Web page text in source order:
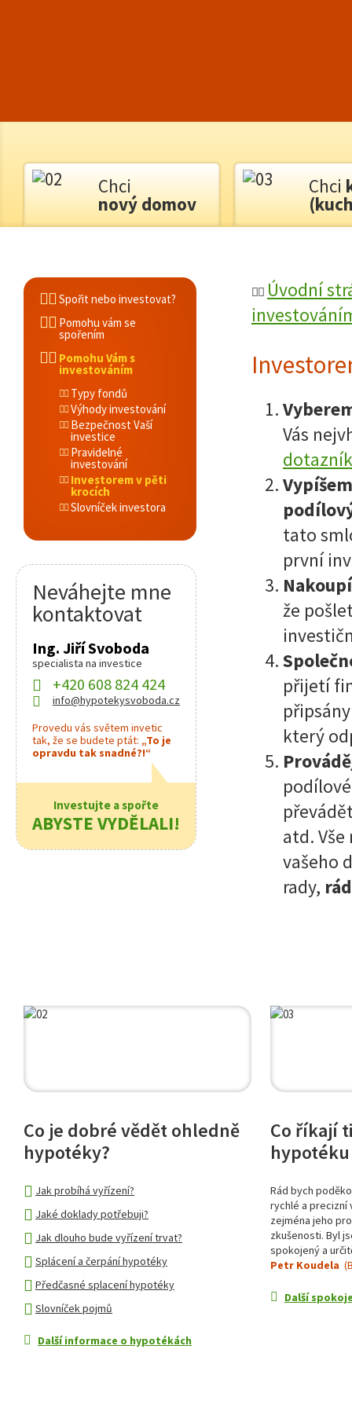
Chci
nový domov
Chci
Úvodní
Vás
tato
první
že
přijetí
který
atd.
vašeho
rady,
Spořit nebo investovat?
Pomohu vám se
spořením
Pomohu Vám s
investováním
Typy fondů
Výhody investování
Bezpečnost Vaší
investice
Pravidelné
investování
Investorem v pěti
krocích
Slovníček investora
Neváhejte mne
kontaktovat
Ing. Jiří Svoboda
specialista na investice
+420 608 824 424
info@hypotekysvoboda.cz
Provedu vás světem invetic
tak, že se budete ptát: „To je
opravdu tak snadné?!“
Investujte a spořte
ABYSTE VYDĚLALI!
Co je dobré vědět ohledně
hypotéky?
Jak probíhá vyřízení?
Jaké doklady potřebuji?
Jak dlouho bude vyřízení trvat?
Splácení a čerpání hypotéky
Předčasné splacení hypotéky
Slovníček pojmů
Další informace o hypotékách
Co říkají
Rád bych
rychlé a precizní
zejména jeho
zkušenosti. Byl
spokojený a
Petr Koudela
Další